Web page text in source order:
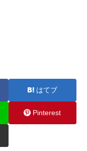
はてブ
Pinterest